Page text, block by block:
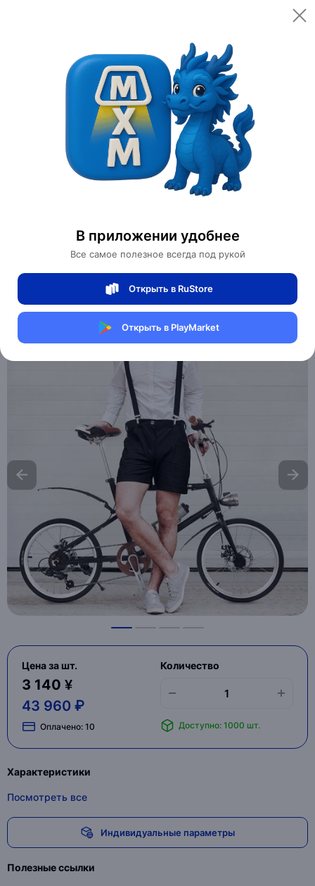
В приложении удобнее
Все самое полезное всегда под рукой
Открыть в RuStore
Открыть в PlayMarket
Открыть
Категории Спортивные товары
Велоспорт
Велосипед EROADE HD
0 отзывов 0
Магазин Motors Store
Артикул:EROADE-HD3
Цена за шт.
3 140 ¥
43 960 ₽
Оплачено: 10
Количество
Доступно: 1000 шт.
Характеристики
Посмотреть все
Индивидуальные параметры
Полезные ссылки